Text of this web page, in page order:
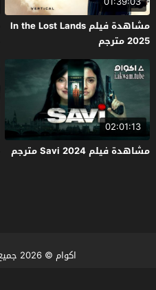
مشاهدة فيلم In the Lost Lands
2025 مترجم
02:01:13
مشاهدة فيلم Savi 2024 مترجم
اكوام © 2026 جميع الحقوق محفوظة.